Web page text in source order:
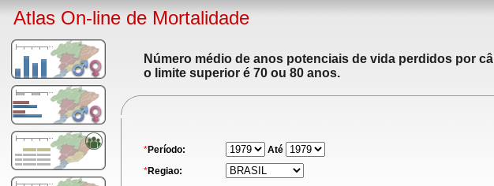
Atlas On-line de Mortalidade
Número médio de anos potenciais de vida perdidos por
o limite superior é 70 ou 80 anos.
*Período:
Até
*Regiao: